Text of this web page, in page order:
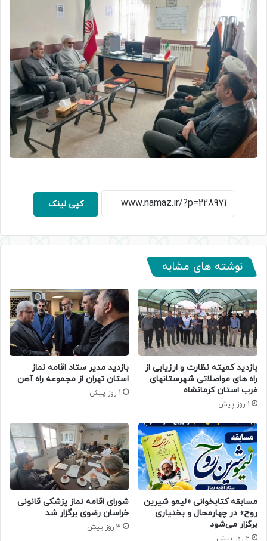
کپی لینک
نوشته های مشابه
بازدید کمیته نظارت و ارزیابی از
راه های مواصلاتی شهرستانهای
غرب استان کرمانشاه
1 روز پیش
بازدید مدیر ستاد اقامه نماز
استان تهران از مجموعه راه آهن
1 روز پیش
مسابقه کتابخوانی «لیمو شیرین
روح» در چهارمحال و بختیاری
برگزار می‌شود
2 روز پیش
شورای اقامه نماز پزشکی قانونی
خراسان رضوی برگزار شد
3 روز پیش